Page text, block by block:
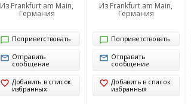
Из Frankfurt am Main,
Германия
Поприветствовать
Отправить
сообщение
Добавить в список
избранных
Из Frankfurt am Main,
Германия
Поприветствовать
Отправить
сообщение
Добавить в список
избранных